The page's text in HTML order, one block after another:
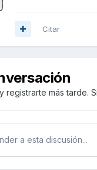
Citar
registrarte más tarde.
a esta discusión...